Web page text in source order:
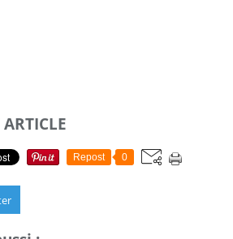
Repost 0